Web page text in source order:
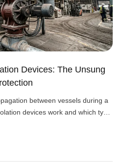
Devices: The Unsung
between vessels during a
devices work and which type